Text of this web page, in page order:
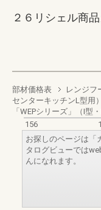
２６リシェル商
部材価格表 レンジフ
センターキッチンL型用）
「WEPシリーズ」（I型
156
お探しのページは「
タログビューでは
んになれます。